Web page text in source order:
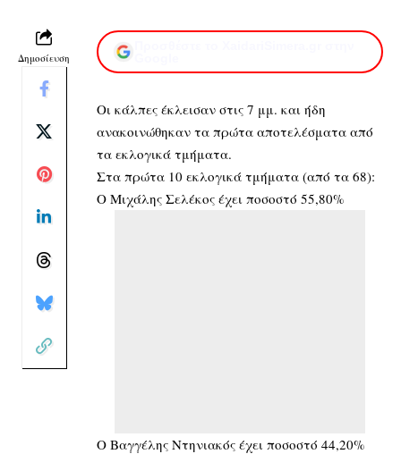
Δημοσίευση
Οι κάλπες έκλεισαν στις 7 μμ. και ήδη
ανακοινώθηκαν τα πρώτα αποτελέσματα από
τα εκλογικά τμήματα.
Στα πρώτα 10 εκλογικά τμήματα (από τα 68):
Ο Μιχάλης Σελέκος έχει ποσοστό 55,80%
Ο Βαγγέλης Ντηνιακός έχει ποσοστό 44,20%